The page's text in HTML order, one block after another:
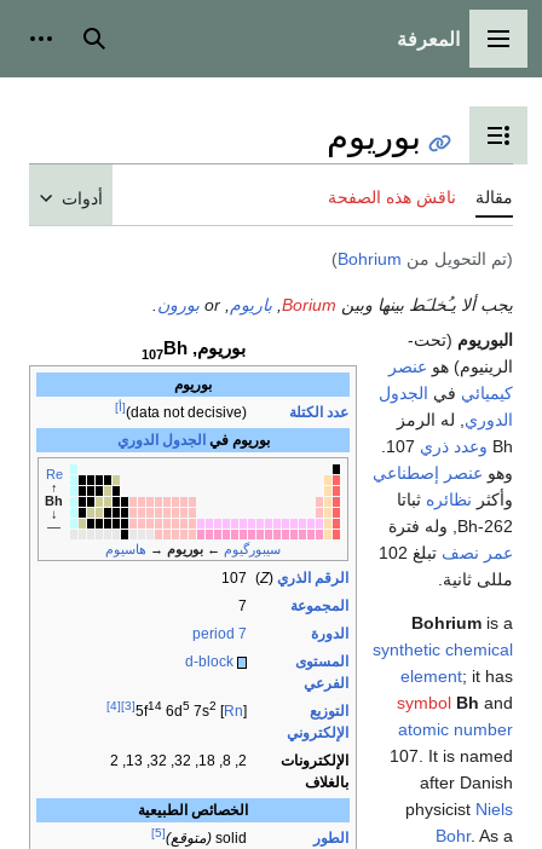
القائمة الرئيسية
المعرفة بحث
تبديل عرض جدول المحتويات
بوريوم
مقالة ناقش هذه الصفحة أدوات
(تم التحويل من Bohrium
)
يجب ألا يـُخلـَط بينها وبين Borium باريوم بورون
بوريوم, 107Bh
بوريوم
عدد الكتلة
(data not decisive) [أ]
بوريوم في الجدول الدوري
Re
↑
Bh
↓
—
سيبورگيوم ← بوريوم → هاسيوم
الرقم الذري (
Z
)
107
المجموعة
7
الدورة
period 7
المستوى
الفرعي
d-block
التوزيع
الإلكتروني
[
Rn
] 5f
14 6d5 7s2
[3]
[4]
الإلكترونات
بالغلاف
2, 8, 18, 32, 32, 13, 2
الخصائص الطبيعية
الطور
solid (متوقع)[5]
البوريوم (تحت-
الرينيوم) هو عنصر
كيميائي في الجدول
الدوري , له الرمز
Bh وعدد ذري
وهو عنصر إصطناعي
وأكثر نظائره ثباتا
Bh-262, وله فترة
عمر نصف
تبلغ 102
مللى ثانية.
Bohrium is a
synthetic chemical
element; it has
symbol Bh and
atomic number
107. It is named
after Danish
physicist Niels
Bohr. As a